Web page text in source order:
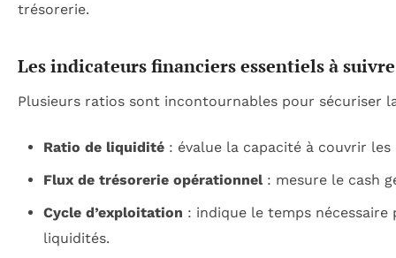
trésorerie.
Les indicateurs financiers essentiels à suivre
Plusieurs ratios sont incontournables pour sécuriser
Ratio de liquidité: évalue la capacité à couvrir
Flux de trésorerie opérationnel: mesure le cash
Cycle d’exploitation : indique le temps
liquidités.